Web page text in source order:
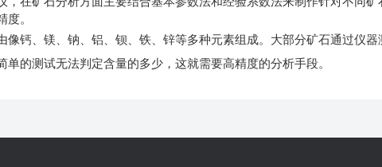
。
像钙、镁、钠、铝、钡、铁、锌等多种元素组成。大部分矿石通过仪
的测试无法判定含量的多少，这就需要高精度的分析手段。